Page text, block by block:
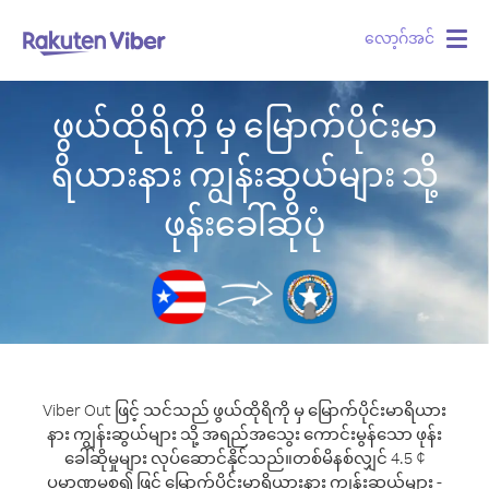
လော့ဂ်အင်
ဖွယ်ထိုရိကို မှ မြောက်ပိုင်းမာ
ရိယားနား ကျွန်းဆွယ်များ သို့
ဖုန်းခေါ်ဆိုပုံ
Viber Out ဖြင့် သင်သည် ဖွယ်ထိုရိကို မှ မြောက်ပိုင်းမာရိယား
နား ကျွန်းဆွယ်များ သို့ အရည်အသွေး ကောင်းမွန်သော ဖုန်း
ခေါ်ဆိုမှုများ လုပ်ဆောင်နိုင်သည်။တစ်မိနစ်လျှင် 4.5 ¢
ပမာဏမှစ၍ ဖြင့် မြောက်ပိုင်းမာရိယားနား ကျွန်းဆွယ်များ -